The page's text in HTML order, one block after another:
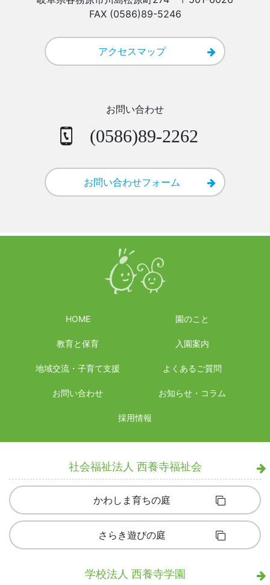
FAX (0586)89-5246
アクセスマップ
お問い合わせ
(0586)89-2262
お問い合わせフォーム
HOME 園のこと
教育と保育 入園案内
地域交流・子育て支援 よくあるご質問
お問い合わせ お知らせ・コラム
採用情報
社会福祉法人 西養寺福祉会
かわしま育ちの庭
さらき遊びの庭
学校法人 西養寺学園